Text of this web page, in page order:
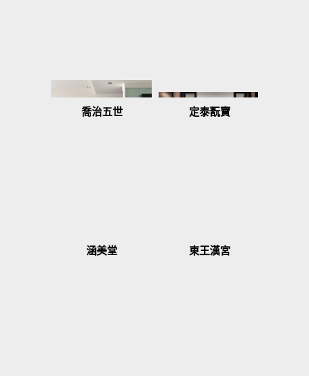
喬治五世 定泰翫寶
涵美堂 東王漢宮